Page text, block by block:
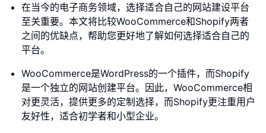
在当今的电子商务领域，选择适合自己的网站建设平台
至关重要。本文将比较WooCommerce和Shopify两者
之间的优缺点，帮助您更好地了解如何选择适合自己的
平台。
WooCommerce是WordPress的一个插件，而Shopify
是一个独立的网站创建平台。因此，WooCommerce相
对更灵活，提供更多的定制选择，而Shopify更注重用户
友好性，适合初学者和小型企业。